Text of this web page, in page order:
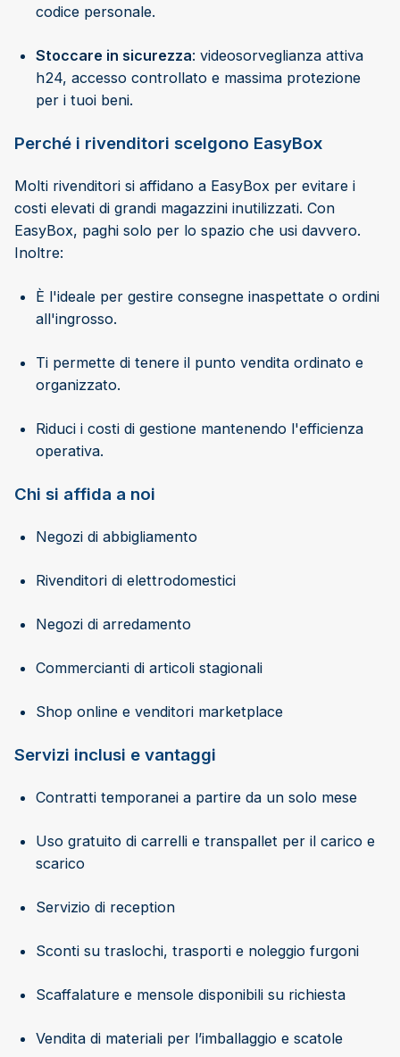
codice personale.
Stoccare in sicurezza: videosorveglianza attiva
h24, accesso controllato e massima protezione
per i tuoi beni.
Perché i rivenditori scelgono EasyBox
Molti rivenditori si affidano a EasyBox per evitare i
costi elevati di grandi magazzini inutilizzati. Con
EasyBox, paghi solo per lo spazio che usi davvero.
Inoltre:
È l'ideale per gestire consegne inaspettate o ordini
all'ingrosso.
Ti permette di tenere il punto vendita ordinato e
organizzato.
Riduci i costi di gestione mantenendo l'efficienza
operativa.
Chi si affida a noi
Negozi di abbigliamento
Rivenditori di elettrodomestici
Negozi di arredamento
Commercianti di articoli stagionali
Shop online e venditori marketplace
Servizi inclusi e vantaggi
Contratti temporanei a partire da un solo mese
Uso gratuito di carrelli e transpallet per il carico e
scarico
Servizio di reception
Sconti su traslochi, trasporti e noleggio furgoni
Scaffalature e mensole disponibili su richiesta
Vendita di materiali per l’imballaggio e scatole